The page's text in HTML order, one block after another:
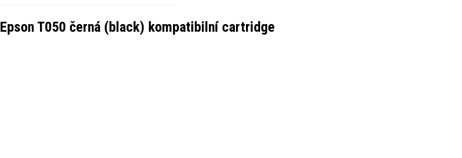
Epson T050 černá (black) kompatibilní cartridge